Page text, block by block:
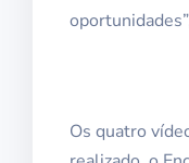
Os quatro